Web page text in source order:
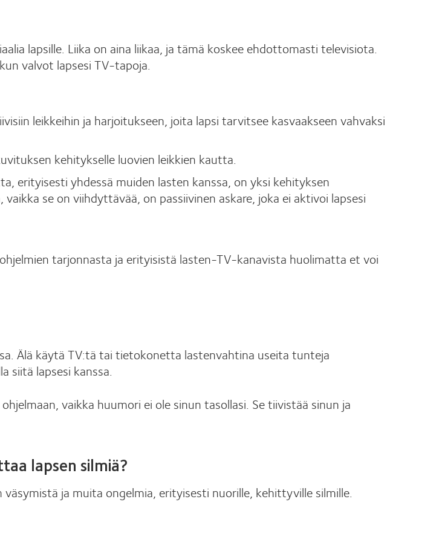
lapsille. Liika on aina liikaa, ja tämä koskee ehdottomasti televisiota.
valvot lapsesi TV-tapoja.
leikkeihin ja harjoitukseen, joita lapsi tarvitsee kasvaakseen vahvaksi
kehitykselle luovien leikkien kautta.
erityisesti yhdessä muiden lasten kanssa, on yksi kehityksen
se on viihdyttävää, on passiivinen askare, joka ei aktivoi lapsesi
tarjonnasta ja erityisistä lasten-TV-kanavista huolimatta et voi
Älä käytä TV:tä tai tietokonetta lastenvahtina useita tunteja
siitä lapsesi kanssa.
vaikka huumori ei ole sinun tasollasi. Se tiivistää sinun ja
lapsen silmiä?
ja muita ongelmia, erityisesti nuorille, kehittyville silmille.